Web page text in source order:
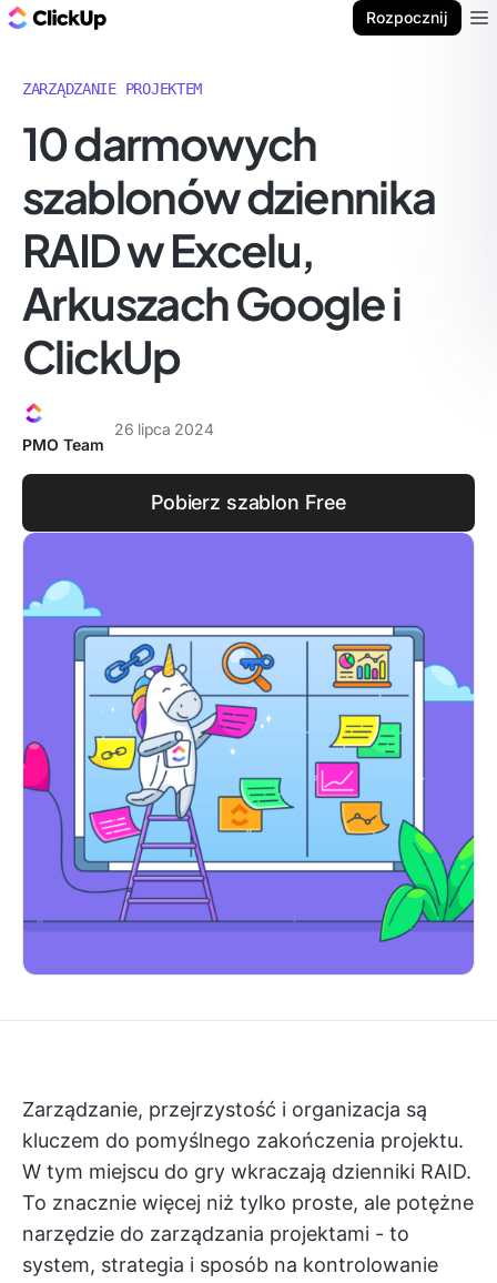
Rozpocznij
ZARZĄDZANIE PROJEKTEM
10 darmowych
szablonów dziennika
RAID w Excelu,
Arkuszach Google i
ClickUp
PMO Team
26 lipca 2024
Pobierz szablon Free
Zarządzanie, przejrzystość i organizacja są
kluczem do pomyślnego zakończenia projektu.
W tym miejscu do gry wkraczają dzienniki RAID.
To znacznie więcej niż tylko proste, ale potężne
narzędzie do zarządzania projektami - to
system, strategia i sposób na kontrolowanie